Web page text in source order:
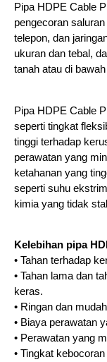
Pipa HDPE Cable
pengecoran
telepon, dan
ukuran dan tebal,
tanah atau di
Pipa HDPE Cable
seperti tingkat
tinggi terhadap
perawatan yang
ketahanan yang
seperti suhu
kimia yang tidak
Kelebihan pipa
• Tahan terhadap
• Tahan lama dan
keras.
• Ringan dan
• Biaya perawatan
• Perawatan yang
• Tingkat